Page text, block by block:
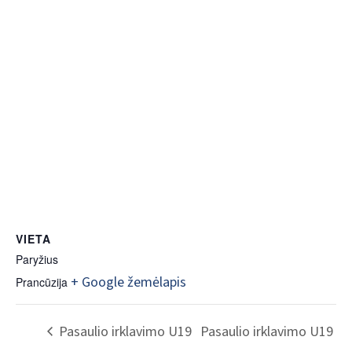
VIETA
Paryžius
Prancūzija + Google žemėlapis
Pasaulio irklavimo U19 Pasaulio irklavimo U19